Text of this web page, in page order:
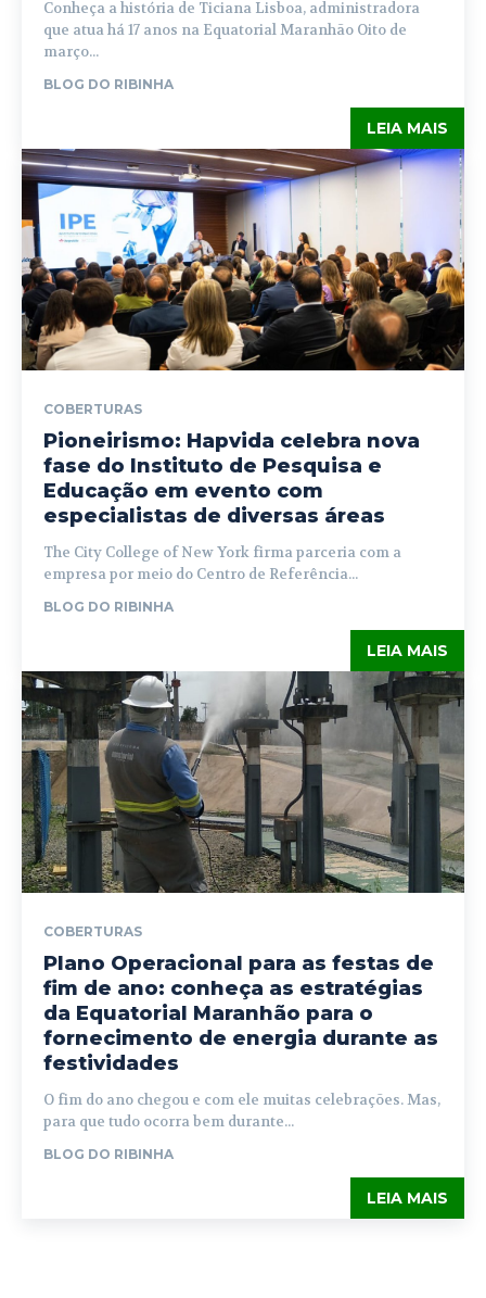
Conheça a história de Ticiana Lisboa, administradora
que atua há 17 anos na Equatorial Maranhão Oito de
março...
BLOG DO RIBINHA
LEIA MAIS
COBERTURAS
Pioneirismo: Hapvida celebra nova
fase do Instituto de Pesquisa e
Educação em evento com
especialistas de diversas áreas
The City College of New York firma parceria com a
empresa por meio do Centro de Referência...
BLOG DO RIBINHA
LEIA MAIS
COBERTURAS
Plano Operacional para as festas de
fim de ano: conheça as estratégias
da Equatorial Maranhão para o
fornecimento de energia durante as
festividades
O fim do ano chegou e com ele muitas celebrações. Mas,
para que tudo ocorra bem durante...
BLOG DO RIBINHA
LEIA MAIS